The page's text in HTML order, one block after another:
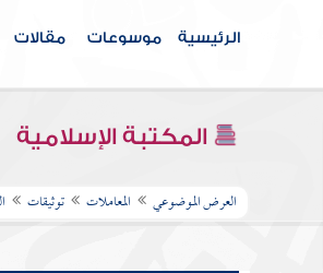
الرئيسية موسوعات مقالات
المكتبة الإسلامية
العرض الموضوعي المعاملات توثيقات